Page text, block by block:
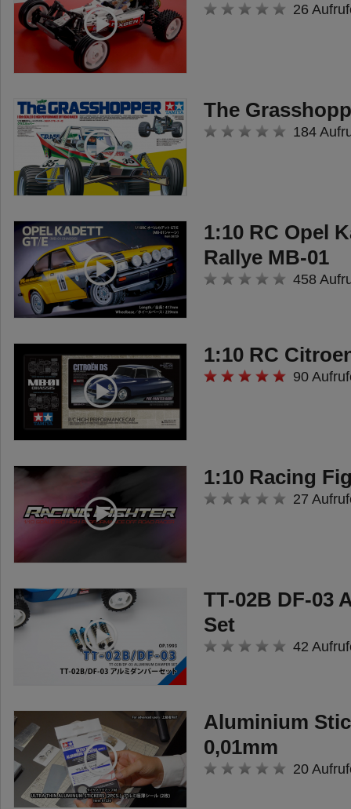
26
The
184
1:10 RC Opel
Rallye MB-01
458
1:10 RC
90
1:10 Racing
27
TT-02B DF-03
Set
42
Aluminium
0,01mm
20